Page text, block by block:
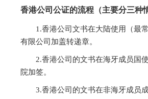
香港公司公证的流程（主要分三种
1.香港公司文书在大陆使用（最
有限公司加盖转递章。
2.香港公司的文书在海牙成员国
院加签。
3.香港公司的文书在非海牙成员